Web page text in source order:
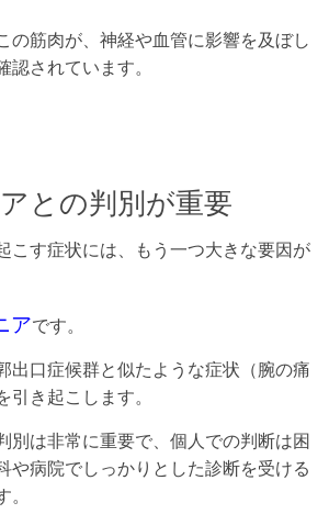
の筋肉が、神経や血管に影響を及ぼし
されています。
との判別が重要
こす症状には、もう一つ大きな要因が
アです。
出口症候群と似たような症状（腕の痛
き起こします。
別は非常に重要で、個人での判断は困
や病院でしっかりとした診断を受ける